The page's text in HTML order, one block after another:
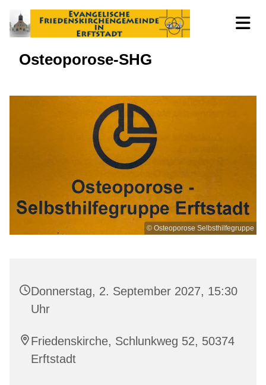
Osteoporose-SHG
© Osteoporose Selbsthilfegruppe
Donnerstag, 2. September 2027, 15:30
Uhr
Friedenskirche, Schlunkweg 52, 50374
Erftstadt